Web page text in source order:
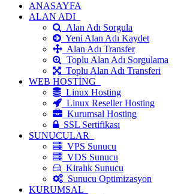
ANASAYFA
ALAN ADI
Alan Adı Sorgula
Yeni Alan Adı Kaydet
Alan Adı Transfer
Toplu Alan Adı Sorgulama
Toplu Alan Adı Transferi
WEB HOSTİNG
Linux Hosting
Linux Reseller Hosting
Kurumsal Hosting
SSL Sertifikası
SUNUCULAR
VPS Sunucu
VDS Sunucu
Kiralık Sunucu
Sunucu Optimizasyon
KURUMSAL